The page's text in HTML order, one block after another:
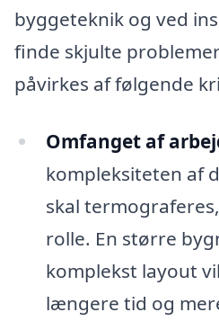
byggeteknik og ved
finde skjulte
påvirkes af følgende
Omfanget af
kompleksiteten af
skal
rolle. En større
komplekst layout
længere tid og